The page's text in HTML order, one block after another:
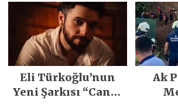
Eli Türkoğlu’nun
Yeni Şarkısı “Canın
Ak